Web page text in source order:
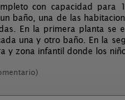
con capacidad para
baño, una de las
En la primera planta se
una y otro baño. En la
y zona infantil donde los